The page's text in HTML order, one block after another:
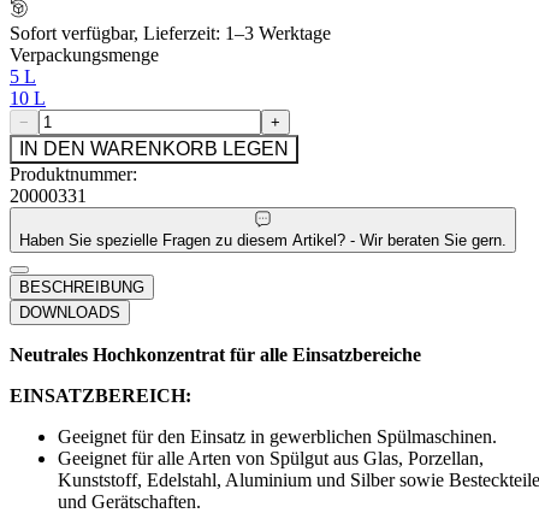
Sofort verfügbar, Lieferzeit: 1–3 Werktage
Verpackungsmenge
5 L
10 L
− +
IN DEN WARENKORB LEGEN
Produktnummer:
20000331
Haben Sie spezielle Fragen zu diesem Artikel? - Wir beraten Sie gern.
BESCHREIBUNG
DOWNLOADS
Neutrales Hochkonzentrat für alle Einsatzbereiche
EINSATZBEREICH:
Geeignet für den Einsatz in gewerblichen Spülmaschinen.
Geeignet für alle Arten von Spülgut aus Glas, Porzellan,
Kunststoff, Edelstahl, Aluminium und Silber sowie Besteckteile
und Gerätschaften.